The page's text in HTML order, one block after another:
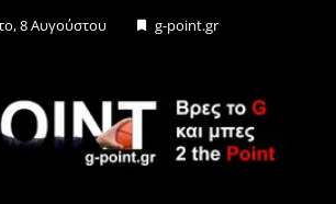
8 Αυγούστου g-point.gr